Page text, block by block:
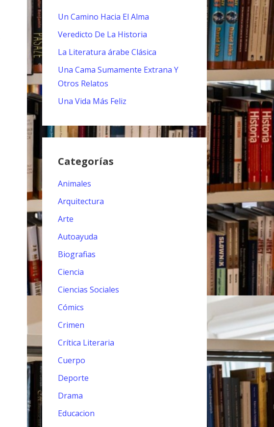
Un Camino Hacia El Alma
Veredicto De La Historia
La Literatura árabe Clásica
Una Cama Sumamente Extrana Y
Otros Relatos
Una Vida Más Feliz
Categorías
Animales
Arquitectura
Arte
Autoayuda
Biografias
Ciencia
Ciencias Sociales
Cómics
Crimen
Crítica Literaria
Cuerpo
Deporte
Drama
Educacion